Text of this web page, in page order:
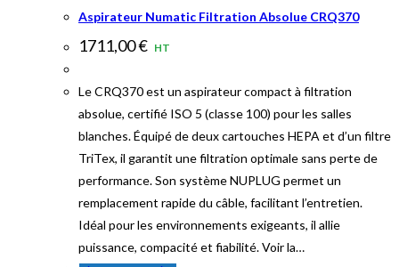
Aspirateur Numatic Filtration Absolue CRQ370
1711,00€ HT
Le CRQ370 est un aspirateur compact à filtration
absolue, certifié ISO 5 (classe 100) pour les salles
blanches. Équipé de deux cartouches HEPA et d’un filtre
TriTex, il garantit une filtration optimale sans perte de
performance. Son système NUPLUG permet un
remplacement rapide du câble, facilitant l’entretien.
Idéal pour les environnements exigeants, il allie
puissance, compacité et fiabilité. Voir la…